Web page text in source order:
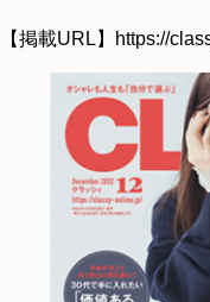
【掲載URL】 https://